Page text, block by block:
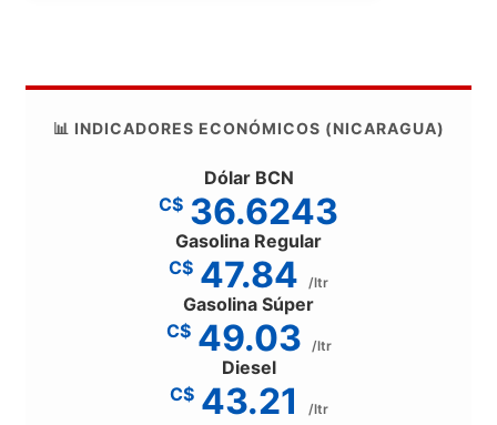
📊 INDICADORES ECONÓMICOS (NICARAGUA)
Dólar BCN
C$ 36.6243
Gasolina Regular
C$ 47.84 /ltr
Gasolina Súper
C$ 49.03 /ltr
Diesel
C$ 43.21 /ltr